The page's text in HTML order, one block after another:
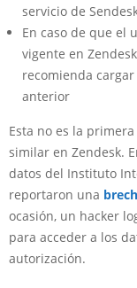
servicio de
En caso de que el
vigente en
recomienda
anterior
Esta no es la
similar en Zendesk.
datos del Instituto
reportaron una
ocasión, un hacker
para acceder a los
autorización.